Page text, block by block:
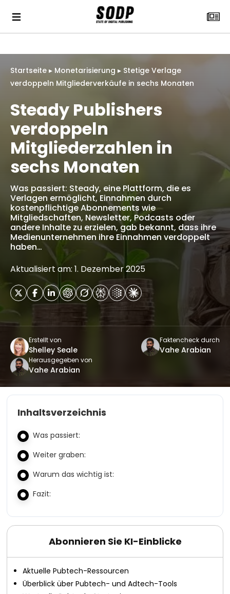
Startseite ▸ Monetarisierung ▸ Stetige Verlage
verdoppeln Mitgliederverkäufe in sechs Monaten
Steady Publishers
verdoppeln
Mitgliederzahlen in
sechs Monaten
Was passiert: Steady, eine Plattform, die es
Verlagen ermöglicht, Einnahmen durch
kostenpflichtige Abonnements wie
Mitgliedschaften, Newsletter, Podcasts oder
andere Inhalte zu erzielen, gab bekannt, dass ihre
Medienunternehmen ihre Einnahmen verdoppelt
haben…
Aktualisiert am: 1. Dezember 2025
Erstellt von
Shelley Seale
Faktencheck durch
Vahe Arabian
Herausgegeben von
Vahe Arabian
Inhaltsverzeichnis
Was passiert:
Weiter graben:
Warum das wichtig ist:
Fazit:
Abonnieren Sie KI-Einblicke
Aktuelle Pubtech-Ressourcen
Überblick über Pubtech- und Adtech-Tools